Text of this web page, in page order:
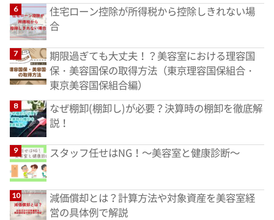
住宅ローン控除が所得税から控除しきれない場
合
期限過ぎても大丈夫！？美容室における理容国
保・美容国保の取得方法（東京理容国保組合・
東京美容国保組合編）
なぜ棚卸(棚卸し)が必要？決算時の棚卸を徹底解
説！
スタッフ任せはNG！～美容室と健康診断～
減価償却とは？計算方法や対象資産を美容室経
営の具体例で解説